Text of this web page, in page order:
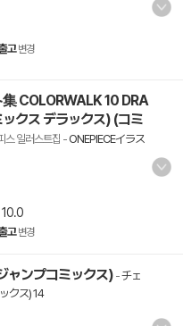
고 변경
集 COLORWALK 10 DRA
クス デラックス) (コミ
스 일러스트집 -ONEPIECEイラス
10.0
고 변경
ャンプコミックス) -チェ
クス) 14